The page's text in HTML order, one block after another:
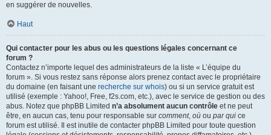
en suggérer de nouvelles.
Haut
Qui contacter pour les abus ou les questions légales concernant ce
forum ?
Contactez n’importe lequel des administrateurs de la liste « L’équipe du
forum ». Si vous restez sans réponse alors prenez contact avec le propriétaire
du domaine (en faisant une recherche sur whois) ou si un service gratuit est
utilisé (exemple : Yahoo!, Free, f2s.com, etc.), avec le service de gestion ou des
abus. Notez que phpBB Limited n’a absolument aucun contrôle et ne peut
être, en aucun cas, tenu pour responsable sur comment, où ou par qui ce
forum est utilisé. Il est inutile de contacter phpBB Limited pour toute question